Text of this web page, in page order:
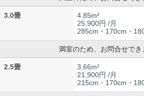
3.0畳
4.85m²
25,900円 /月
285cm・170cm・
満室のため、お問合せでき
2.5畳
3.66m²
21,900円 /月
215cm・170cm・